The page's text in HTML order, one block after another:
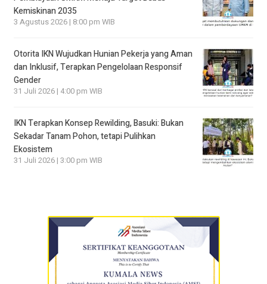
Kemiskinan 2035
3 Agustus 2026 | 8:00 pm WIB
Otorita IKN Wujudkan Hunian Pekerja yang Aman
dan Inklusif, Terapkan Pengelolaan Responsif
Gender
31 Juli 2026 | 4:00 pm WIB
IKN Terapkan Konsep Rewilding, Basuki: Bukan
Sekadar Tanam Pohon, tetapi Pulihkan
Ekosistem
31 Juli 2026 | 3:00 pm WIB